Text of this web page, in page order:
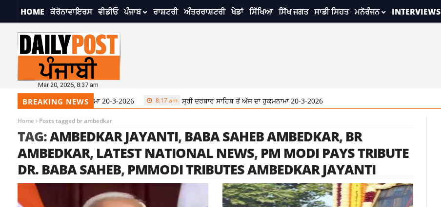
HOME ਕੋਰੋਨਾਵਾਇਰਸ ਵੀਡੀਓ ਪੰਜਾਬ ਰਾਸ਼ਟਰੀ ਅੰਤਰਰਾਸ਼ਟਰੀ ਖੇਡਾਂ ਸਿੱਖਿਆ ਸਿੱਖ ਜਗਤ ਸਾਡੀ ਸਿਹਤ ਮਨੋਰੰਜਨ INTERVIEWS
Mar 20, 2026, 8:37 am
BREAKING NEWS
ਸਾਹਿਬ ਤੋਂ ਅੱਜ ਦਾ ਹੁਕਮਨਾਮਾ 20-3-2026 8:17 am ਸ੍ਰੀ ਦਰਬਾਰ ਸਾਹਿਬ ਤੋਂ ਅੱਜ ਦਾ ਹੁਕਮਨਾਮਾ 20-3-2026
Home Posts tagged br ambedkar
TAG:AMBEDKAR JAYANTI, BABA SAHEB AMBEDKAR, BR
AMBEDKAR, LATEST NATIONAL NEWS, PM MODI PAYS TRIBUTE
DR. BABA SAHEB, PMMODI TRIBUTES AMBEDKAR JAYANTI